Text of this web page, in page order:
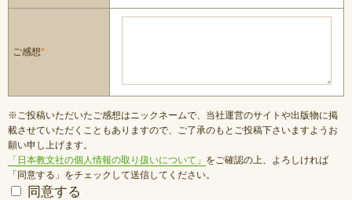
ご感想*
※ご投稿いただいたご感想はニックネームで、当社運営のサイトや出版物に掲
載させていただくこともありますので、ご了承のもとご投稿下さいますようお
願い申し上げます。
「日本教文社の個人情報の取り扱いについて」 をご確認の上、よろしければ
「同意する」をチェックして送信してください。
同意する